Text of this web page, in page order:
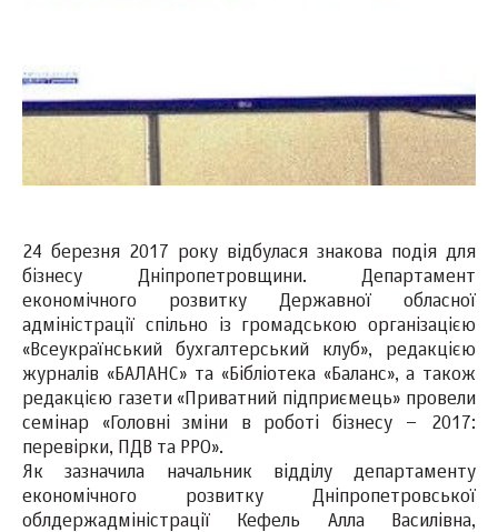
24 березня 2017 року відбулася знакова подія для
бізнесу Дніпропетровщини. Департамент
економічного розвитку Державної обласної
адміністрації спільно із громадською організацією
«Всеукраїнський бухгалтерський клуб», редакцією
журналів «БАЛАНС» та «Бібліотека «Баланс», а також
редакцією газети «Приватний підприємець» провели
семінар «Головні зміни в роботі бізнесу – 2017:
перевірки, ПДВ та РРО».
Як зазначила начальник відділу департаменту
економічного розвитку Дніпропетровської
облдержадміністрації Кефель Алла Василівна,